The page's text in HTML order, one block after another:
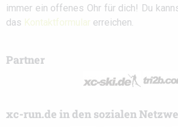
immer ein offenes Ohr für dich! Du
das Kontaktformular erreichen.
Partner
xc-run.de in den sozialen